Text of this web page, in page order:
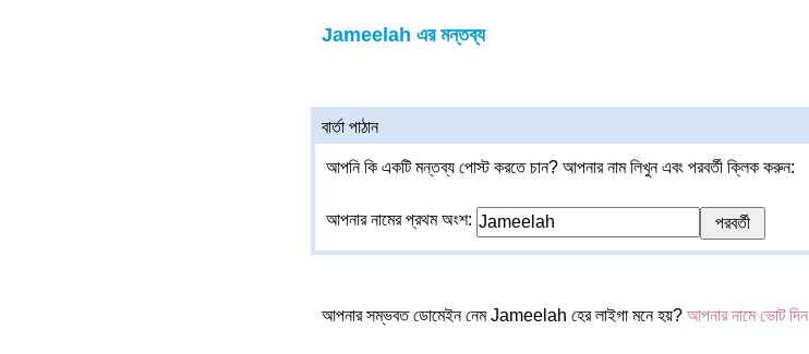
Jameelah এর মন্তব্য
বার্তা পাঠান
আপনি কি একটি মন্তব্য পোস্ট করতে চান? আপনার নাম লিখুন এবং পরবর্তী ক্লিক করুন:
আপনার নামের প্রথম অংশ:
আপনার সম্ভবত ডোমেইন নেম Jameelah হের লাইগা মনে হয়? আপনার নামে ভোট দিন